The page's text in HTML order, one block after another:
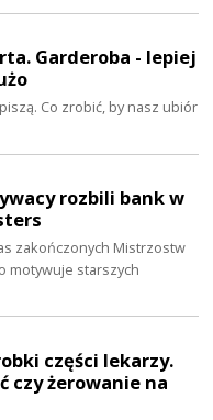
Garderoba - lepiej
Co zrobić, by nasz ubiór
rozbili bank w
zakończonych Mistrzostw
motywuje starszych
części lekarzy.
czy żerowanie na